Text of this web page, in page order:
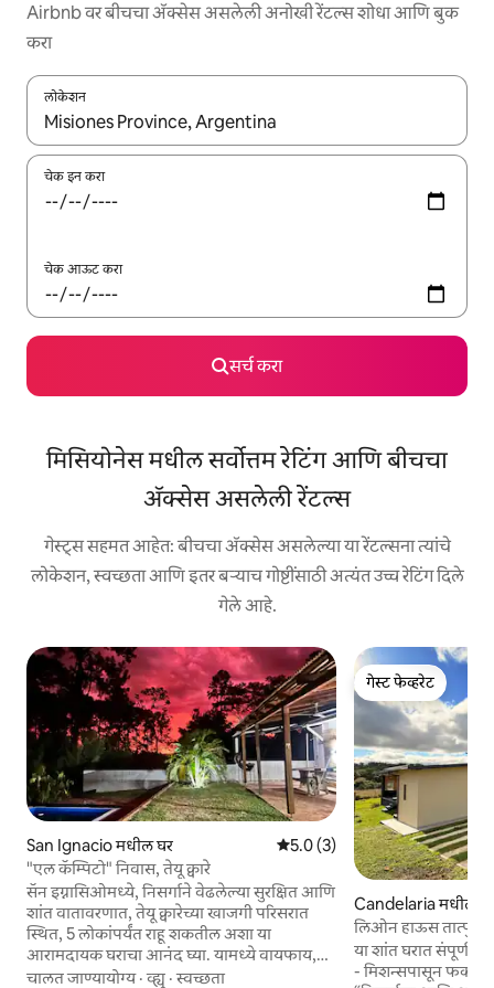
Airbnb वर बीचचा ॲक्सेस असलेली अनोखी रेंटल्स शोधा आणि बुक
करा
लोकेशन
जेव्हा परिणाम उपलब्ध असतील, तेव्हा वरच्या आणि खाली बाणांच्या किजसह
चेक इन करा
चेक आऊट करा
सर्च करा
मिसियोनेस मधील सर्वोत्तम रेटिंग आणि बीचचा
ॲक्सेस असलेली रेंटल्स
गेस्ट्स सहमत आहेत: बीचचा ॲक्सेस असलेल्या या रेंटल्सना त्यांचे
लोकेशन, स्वच्छता आणि इतर बऱ्याच गोष्टींसाठी अत्यंत उच्च रेटिंग दिले
गेले आहे.
San Ignacio मधील घर 5 पैकी 5.0 सरासरी रेटिंग, 3 रिव्ह्यूज
5.0 (3)
"एल कॅम्पिटो" निवास, तेयू क्वारे
सॅन इग्नासिओमध्ये, निसर्गाने वेढलेल्या सुरक्षित आणि
शांत वातावरणात, तेयू क्वारेच्या खाजगी परिसरात
स्थित, 5 लोकांपर्यंत राहू शकतील अशा या
आरामदायक घराचा आनंद घ्या. यामध्ये वायफाय,
एअर कंडिशनिंग, एक आउटडोअर गॅलरी, एक ग्रिल,
चालत जाण्यायोग्य·व्ह्यू ·स्वच्छता
गेस्ट फेव्हरेट
गेस्ट फेव्हरेट
Candelaria मधील
लिओन हाऊस तात्पुरते
या शांत घरात संपूर्ण
- मिशन्सपासून फक्त